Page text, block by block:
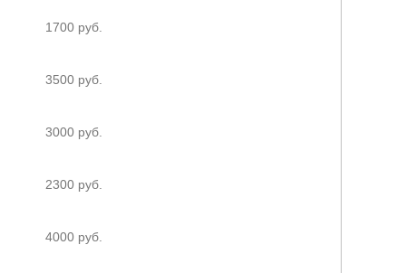
1700 руб.
3500 руб.
3000 руб.
2300 руб.
4000 руб.